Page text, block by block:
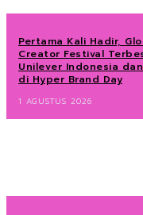
Pertama Kali Hadir,
Creator Festival
Unilever Indonesia
di Hyper Brand Day
1 AGUSTUS 2026